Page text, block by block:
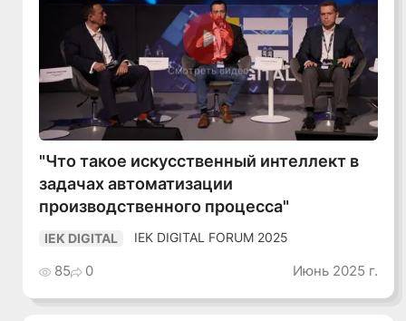
Смотреть видео
"Что такое искусственный интеллект в
задачах автоматизации
производственного процесса"
IEK DIGITAL IEK DIGITAL FORUM 2025
85 0 Июнь 2025 г.